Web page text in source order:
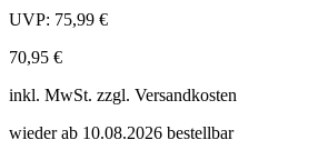
UVP: 75,99 €
70,95 €
inkl. MwSt. zzgl. Versandkosten
wieder ab 10.08.2026 bestellbar